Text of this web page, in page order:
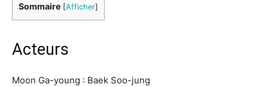
Sommaire [Afficher]
Acteurs
Moon Ga-young : Baek Soo-jung